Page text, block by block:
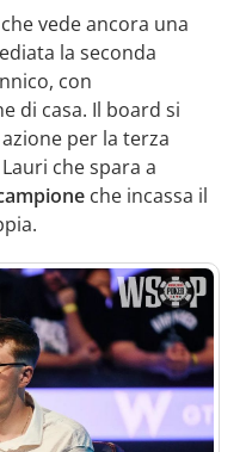
che vede ancora una
la seconda
con
di casa. Il board si
azione per la terza
che spara a
che incassa il